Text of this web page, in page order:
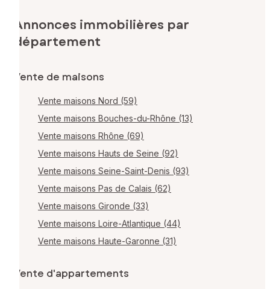
Annonces immobilières par
département
Vente de maisons
Vente maisons Nord (59)
Vente maisons Bouches-du-Rhône (13)
Vente maisons Rhône (69)
Vente maisons Hauts de Seine (92)
Vente maisons Seine-Saint-Denis (93)
Vente maisons Pas de Calais (62)
Vente maisons Gironde (33)
Vente maisons Loire-Atlantique (44)
Vente maisons Haute-Garonne (31)
Vente d'appartements